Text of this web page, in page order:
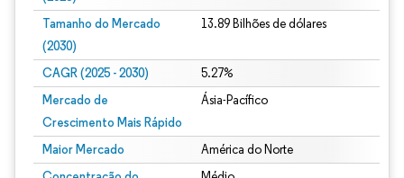
Tamanho do Mercado
(2030)
13.89 Bilhões de dólares
CAGR (2025 - 2030) 5.27%
Mercado de
Crescimento Mais Rápido
Ásia-Pacífico
Maior Mercado América do Norte